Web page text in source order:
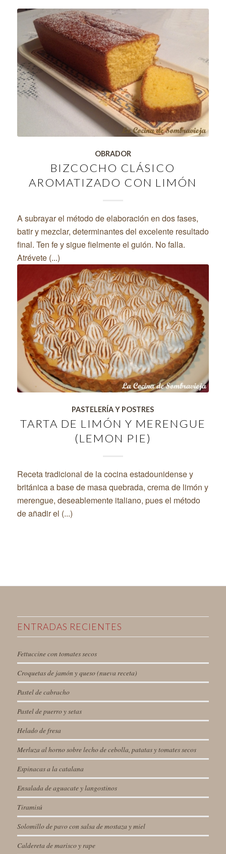
OBRADOR
BIZCOCHO CLÁSICO
AROMATIZADO CON LIMÓN
A subrayar el método de elaboración en dos fases,
batir y mezclar, determinantes del excelente resultado
final. Ten fe y sigue fielmente el guión. No falla.
Atrévete (...)
PASTELERÍA Y POSTRES
TARTA DE LIMÓN Y MERENGUE
(LEMON PIE)
Receta tradicional de la cocina estadounidense y
británica a base de masa quebrada, crema de limón y
merengue, deseablemente italiano, pues el método
de añadir el (...)
ENTRADAS RECIENTES
Fettuccine con tomates secos
Croquetas de jamón y queso (nueva receta)
Pastel de cabracho
Pastel de puerro y setas
Helado de fresa
Merluza al horno sobre lecho de cebolla, patatas y tomates secos
Espinacas a la catalana
Ensalada de aguacate y langostinos
Tiramisú
Solomillo de pavo con salsa de mostaza y miel
Caldereta de marisco y rape